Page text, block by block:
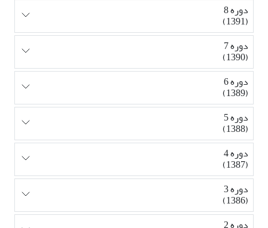
دوره 8
(1391)
دوره 7
(1390)
دوره 6
(1389)
دوره 5
(1388)
دوره 4
(1387)
دوره 3
(1386)